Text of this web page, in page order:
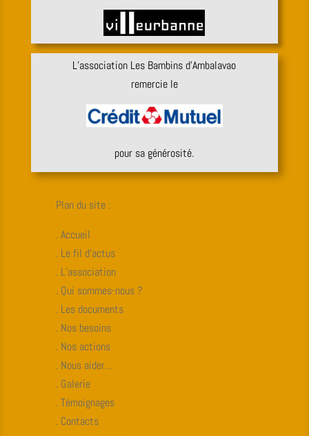
L’association Les Bambins d’Ambalavao
remercie le
pour sa générosité.
Plan du site :
. Accueil
. Le fil d’actus
. L’association
. Qui sommes-nous ?
. Les documents
. Nos besoins
. Nos actions
. Nous aider…
. Galerie
. Témoignages
. Contacts